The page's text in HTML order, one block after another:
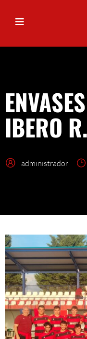
IBERO
administrador